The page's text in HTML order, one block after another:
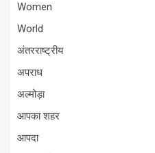
Women
World
अंतरराष्ट्रीय
अपराध
अल्मोड़ा
आपका शहर
आपदा